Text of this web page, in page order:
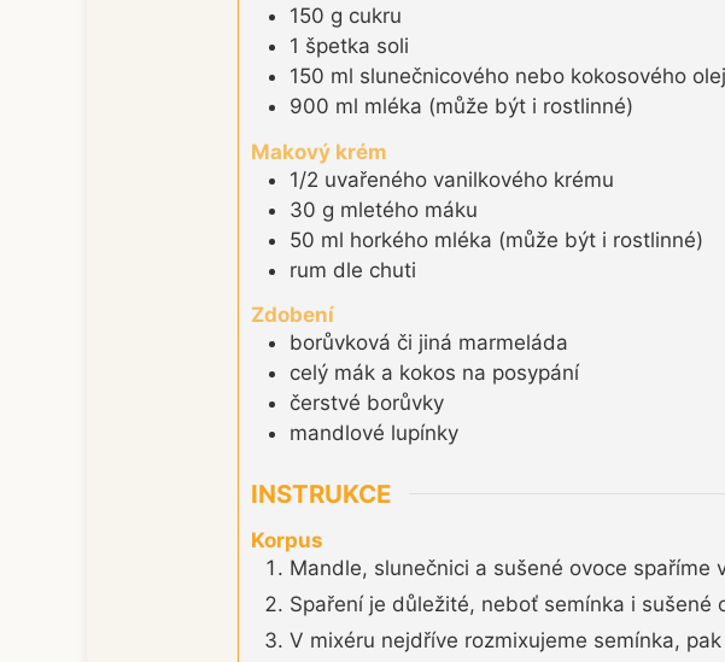
150 g cukru
1 špetka soli
150 ml slunečnicového nebo kokosového
900 ml mléka (může být i rostlinné)
Makový krém
1/2 uvařeného vanilkového krému
30 g mletého máku
50 ml horkého mléka (může být i rostlinné)
rum dle chuti
Zdobení
borůvková či jiná marmeláda
celý mák a kokos na posypání
čerstvé borůvky
mandlové lupínky
INSTRUKCE
Korpus
Mandle, slunečnici a sušené ovoce spaříme
Spaření je důležité, neboť semínka i
V mixéru nejdříve rozmixujeme semínka,